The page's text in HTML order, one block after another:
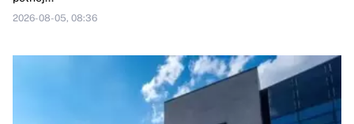
2026-08-05, 08:36